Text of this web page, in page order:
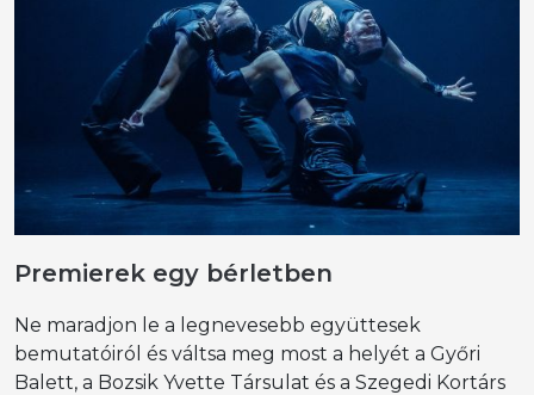
Premierek egy bérletben
Ne maradjon le a legnevesebb együttesek
bemutatóiról és váltsa meg most a helyét a Győri
Balett, a Bozsik Yvette Társulat és a Szegedi Kortárs